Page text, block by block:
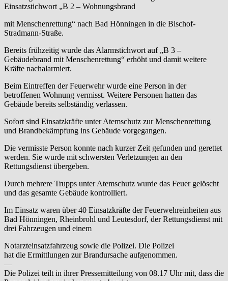
Einsatzstichwort „B 2 – Wohnungsbrand
mit Menschenrettung“ nach Bad Hönningen in die Bischof-
Stradmann-Straße.
Bereits frühzeitig wurde das Alarmstichwort auf „B 3 –
Gebäudebrand mit Menschenrettung“ erhöht und damit weitere
Kräfte nachalarmiert.
Beim Eintreffen der Feuerwehr wurde eine Person in der
betroffenen Wohnung vermisst. Weitere Personen hatten das
Gebäude bereits selbständig verlassen.
Sofort sind Einsatzkräfte unter Atemschutz zur Menschenrettung
und Brandbekämpfung ins Gebäude vorgegangen.
Die vermisste Person konnte nach kurzer Zeit gefunden und gerettet
werden. Sie wurde mit schwersten Verletzungen an den
Rettungsdienst übergeben.
Durch mehrere Trupps unter Atemschutz wurde das Feuer gelöscht
und das gesamte Gebäude kontrolliert.
Im Einsatz waren über 40 Einsatzkräfte der Feuerwehreinheiten aus
Bad Hönningen, Rheinbrohl und Leutesdorf, der Rettungsdienst mit
drei Fahrzeugen und einem
Notarzteinsatzfahrzeug sowie die Polizei. Die Polizei
hat die Ermittlungen zur Brandursache aufgenommen.
—
Die Polizei teilt in ihrer Pressemitteilung von 08.17 Uhr mit, dass die